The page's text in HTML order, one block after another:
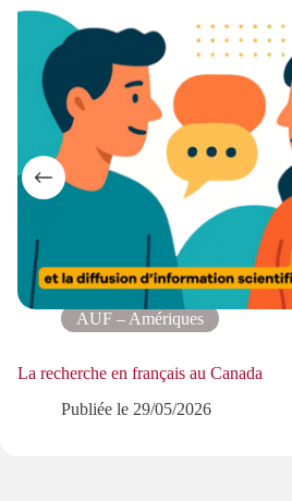
AUF – Amériques
La recherche en français au Canada
Publiée le 29/05/2026